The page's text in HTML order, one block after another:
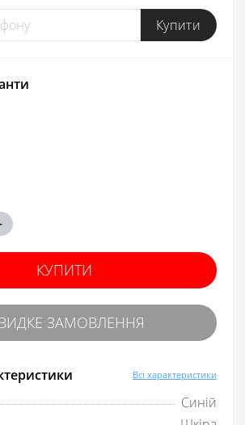
Купити
Всі характеристики
Синій
КУПИТИ
ЗАМОВЛЕННЯ